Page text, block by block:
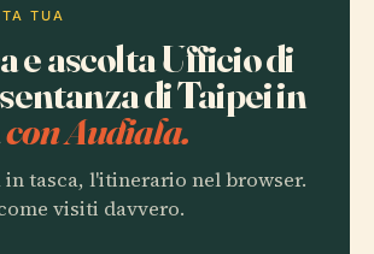
TUA
e ascolta Ufficio di
di Taipei in
con Audiala.
in tasca, l'itinerario nel browser.
visiti davvero.